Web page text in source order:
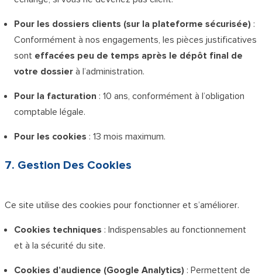
Pour les dossiers clients (sur la plateforme sécurisée) :
Conformément à nos engagements, les pièces justificatives
sont effacées peu de temps après le dépôt final de
votre dossier à l’administration.
Pour la facturation : 10 ans, conformément à l’obligation
comptable légale.
Pour les cookies : 13 mois maximum.
7. Gestion Des Cookies
Ce site utilise des cookies pour fonctionner et s’améliorer.
Cookies techniques : Indispensables au fonctionnement
et à la sécurité du site.
Cookies d’audience (Google Analytics) : Permettent de